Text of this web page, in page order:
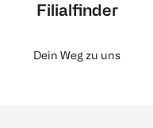
Filialfinder
Dein Weg zu uns